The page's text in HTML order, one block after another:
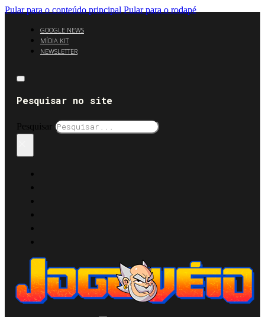
Pular para o conteúdo principal Pular para o rodapé
GOOGLE NEWS
MÍDIA KIT
NEWSLETTER
Pesquisar no site
Pesquisar